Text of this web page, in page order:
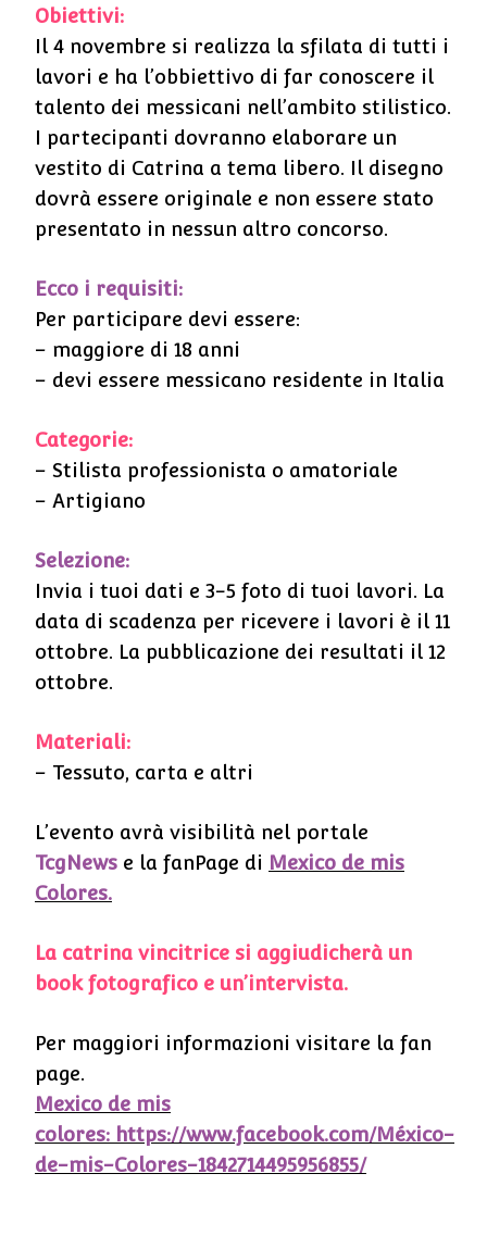
Obiettivi:
Il 4 novembre si realizza la sfilata di tutti i
lavori e ha l’obbiettivo di far conoscere il
talento dei messicani nell’ambito stilistico.
I partecipanti dovranno elaborare un
vestito di Catrina a tema libero. Il disegno
dovrà essere originale e non essere stato
presentato in nessun altro concorso.
Ecco i requisiti:
Per participare devi essere:
– maggiore di 18 anni
– devi essere messicano residente in Italia
Categorie:
– Stilista professionista o amatoriale
– Artigiano
Selezione:
Invia i tuoi dati e 3-5 foto di tuoi lavori. La
data di scadenza per ricevere i lavori è il 11
ottobre. La pubblicazione dei resultati il 12
ottobre.
Materiali:
– Tessuto, carta e altri
L’evento avrà visibilità nel portale
TcgNews e la fanPage di Mexico de mis
Colores.
La catrina vincitrice si aggiudicherà un
book fotografico e un’intervista.
Per maggiori informazioni visitare la fan
page.
Mexico de mis
colores: https://www.facebook.com/México-
de-mis-Colores-1842714495956855/